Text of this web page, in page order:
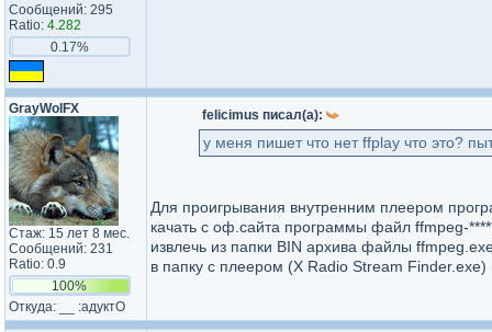
Сообщений: 295
Ratio: 4.282
0.17%
GrayWolFX
Стаж: 15 лет 8 мес.
Сообщений: 231
Ratio: 0.9
100%
Откуда: __ :адуктО
felicimus писал(а):
у меня пишет что нет ffplay что это?
Для проигрывания внутренним плеером
качать с оф.сайта программы файл ffmpeg-
извлечь из папки BIN архива файлы
в папку с плеером (X Radio Stream Finder.exe)